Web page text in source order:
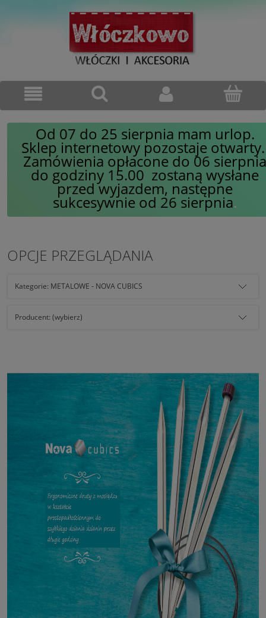
Od 07 do 25 sierpnia mam urlop.
Sklep internetowy pozostaje
Zamówienia opłacone do 06 sierpnia
do godziny 15.00 zostaną wysłane
przed wyjazdem, następne
sukcesywnie od 26 sierpnia.
OPCJE PRZEGLĄDANIA
Kategorie: METALOWE - NOVA CUBICS
Producent: (wybierz)